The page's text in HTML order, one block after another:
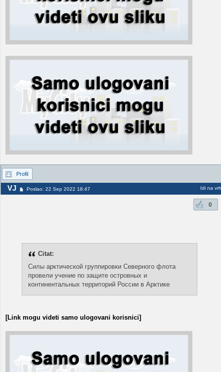
Profil
VJ Poslao: 22 Sep 2022 18:47 Idi na vrh
0
Citat:
Силы арктической группировки Северного флота
провели учение по защите островных и
континентальных территорий России в Арктике
[Link mogu videti samo ulogovani korisnici]